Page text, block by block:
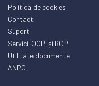
Politica de cookies
Contact
Suport
Servicii OCPI și BCPI
Utilitate documente
ANPC